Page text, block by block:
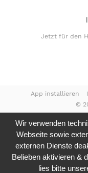
Jetzt für den
©
App installieren
Wir verwenden
Webseite sowie
externen Dienste
Belieben aktivieren &
lies bitte